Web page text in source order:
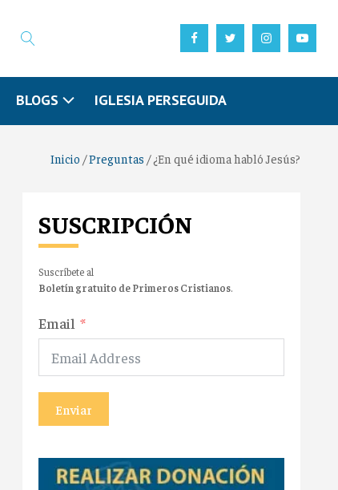
BLOGS IGLESIA PERSEGUIDA
Inicio /Preguntas /¿En qué idioma habló Jesús?
SUSCRIPCIÓN
Suscríbete al
Boletín gratuito de Primeros Cristianos.
Email
Enviar